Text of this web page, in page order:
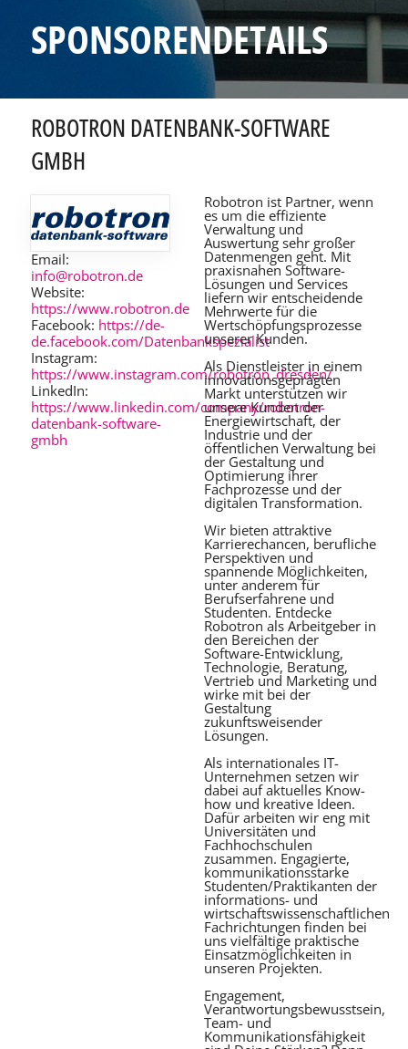
SPONSORENDETAILS
ROBOTRON DATENBANK-SOFTWARE
GMBH
Email:
info@robotron.de
Website:
https://www.robotron.de
Facebook: https://de-
de.facebook.com/Datenbankspezialist
Instagram:
https://www.instagram.com/robotron_dresden/
LinkedIn:
https://www.linkedin.com/company/robotron-
datenbank-software-
gmbh
Robotron ist Partner, wenn
es um die effiziente
Verwaltung und
Auswertung sehr großer
Datenmengen geht. Mit
praxisnahen Software-
Lösungen und Services
liefern wir entscheidende
Mehrwerte für die
Wertschöpfungsprozesse
unserer Kunden.
Als Dienstleister in einem
innovationsgeprägten
Markt unterstützen wir
unsere Kunden der
Energiewirtschaft, der
Industrie und der
öffentlichen Verwaltung bei
der Gestaltung und
Optimierung ihrer
Fachprozesse und der
digitalen Transformation.
Wir bieten attraktive
Karrierechancen, berufliche
Perspektiven und
spannende Möglichkeiten,
unter anderem für
Berufserfahrene und
Studenten. Entdecke
Robotron als Arbeitgeber in
den Bereichen der
Software-Entwicklung,
Technologie, Beratung,
Vertrieb und Marketing und
wirke mit bei der
Gestaltung
zukunftsweisender
Lösungen.
Als internationales IT-
Unternehmen setzen wir
dabei auf aktuelles Know-
how und kreative Ideen.
Dafür arbeiten wir eng mit
Universitäten und
Fachhochschulen
zusammen. Engagierte,
kommunikationsstarke
Studenten/Praktikanten der
informations- und
wirtschaftswissenschaftlichen
Fachrichtungen finden bei
uns vielfältige praktische
Einsatzmöglichkeiten in
unseren Projekten.
Engagement,
Verantwortungsbewusstsein,
Team- und
Kommunikationsfähigkeit